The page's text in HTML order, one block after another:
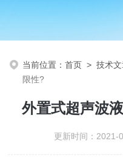
当前位置：首页 >技术
限性?
外置式超声波
更新时间：